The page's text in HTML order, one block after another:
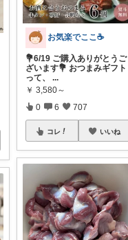
お気楽でここ☕️
💐6/19 ご購入ありがとうご
ざいます💐 おつまみギフト
って、
...
￥ 3,580～
0 6 707
コレ いいね